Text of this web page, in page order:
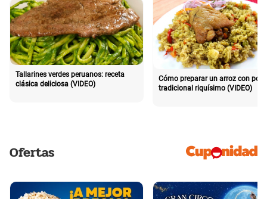
Tallarines verdes peruanos: receta
clásica deliciosa (VIDEO)
Cómo preparar un arroz con pollo
tradicional riquísimo (VIDEO)
Ofertas